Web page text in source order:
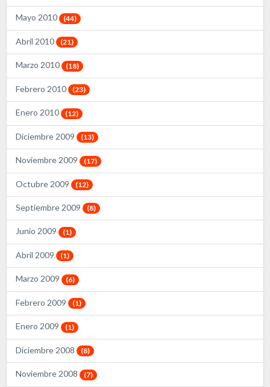
Mayo 2010 (44)
Abril 2010 (21)
Marzo 2010 (18)
Febrero 2010 (23)
Enero 2010 (12)
Diciembre 2009 (13)
Noviembre 2009 (17)
Octubre 2009 (12)
Septiembre 2009 (8)
Junio 2009 (1)
Abril 2009 (1)
Marzo 2009 (6)
Febrero 2009 (1)
Enero 2009 (1)
Diciembre 2008 (8)
Noviembre 2008 (7)